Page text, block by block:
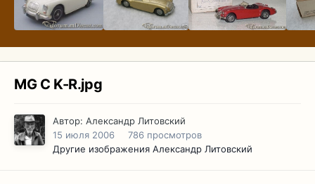
MG C K-R.jpg
Автор: Александр Литовский
15 июля 2006
786 просмотров
Другие изображения Александр Литовский